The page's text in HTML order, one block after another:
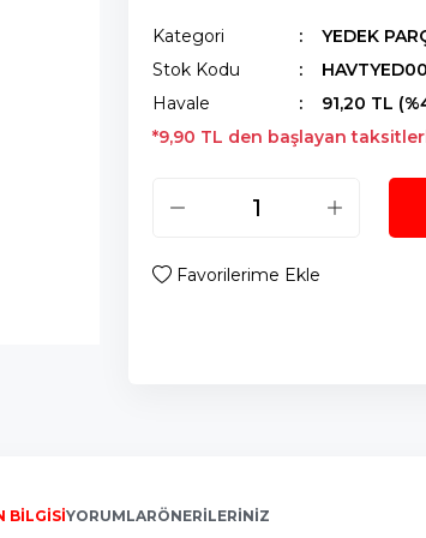
Kategori
YEDEK
Stok Kodu
Havale
91,20 TL
*9,90 TL den başlayan
BILGISIYORUMLARÖNERILERINIZ